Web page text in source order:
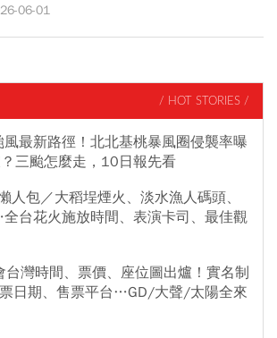
06-01
/ HOT STORIES /
最新路徑！北北基桃暴風圈侵襲率曝
三颱怎麼走，10日報先看
人包／大稻埕煙火、淡水漁人碼頭、
台花火施放時間、表演卡司、最佳觀
台灣時間、票價、座位圖出爐！實名制
日期、售票平台…GD/大聲/太陽全來